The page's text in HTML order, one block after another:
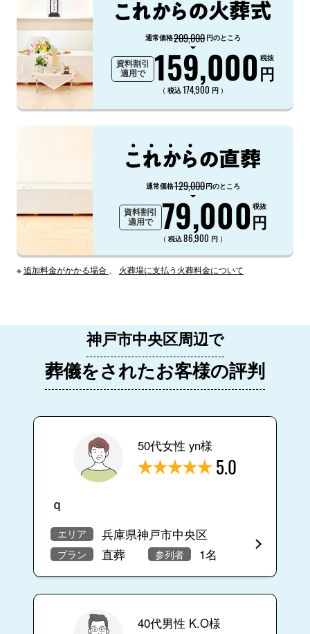
通常価格209,000円のところ
資料割引
適用で
159,000円
税抜
（ 税込174,900 円 ）
通常価格129,000円のところ
資料割引
適用で
79,000円
税抜
（ 税込86,900 円 ）
※追加料金がかかる場合 火葬場に支払う火葬料金について
神戸市中央区周辺で
葬儀をされたお客様の評判
50代女性 yn様
5.0
ｑ
エリア 兵庫県神戸市中央区
プラン 直葬 参列者 1名
40代男性 K.O様